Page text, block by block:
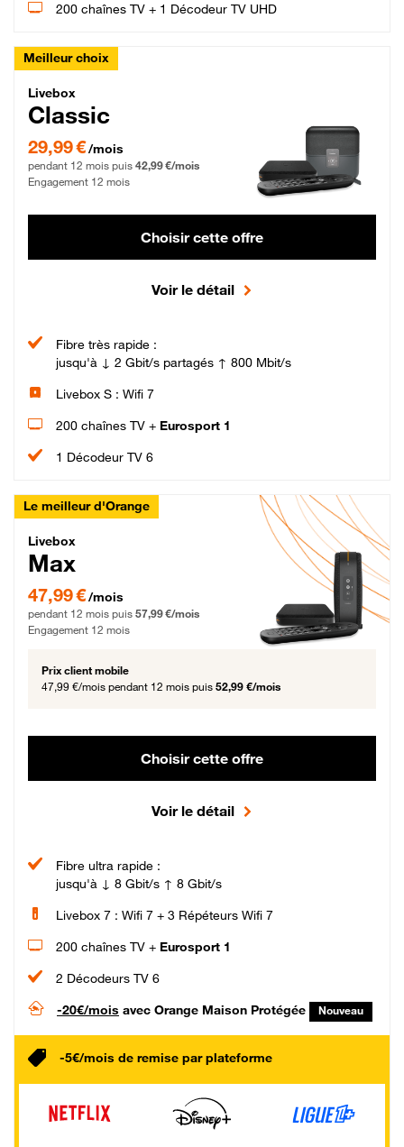
200 chaînes TV + 1 Décodeur TV UHD
Meilleur choix
Livebox Classic Fibre
Livebox
Classic
29,99 € par mois pendant 12 mois puis 42,99 € par mois, Engagement 12 mois
29,99 €/mois
pendant 12 mois puis 42,99 €/mois
Engagement 12 mois
Choisir cette offre
Voir le détail
Fibre très rapide :
jusqu'à ↓ 2 Gbit/s partagés ↑ 800 Mbit/s
Livebox S : Wifi 7
200 chaînes TV + Eurosport 1
1 Décodeur TV 6
Le meilleur d'Orange
Livebox Max Fibre
Livebox
Max
47,99 € par mois pendant 12 mois puis 57,99 € par mois, Engagement 12 mois
47,99 €/mois
pendant 12 mois puis 57,99 €/mois
Engagement 12 mois
Prix client mobile
47,99 €/mois pendant 12 mois puis 52,99 €/mois
Choisir cette offre
Voir le détail
Fibre ultra rapide :
jusqu'à ↓ 8 Gbit/s ↑ 8 Gbit/s
Livebox 7 : Wifi 7 + 3 Répéteurs Wifi 7
200 chaînes TV + Eurosport 1
2 Décodeurs TV 6
-20€/mois avec Orange Maison Protégée Nouveau
-5€/mois de remise par plateforme